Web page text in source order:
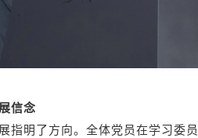
信念
指明了方向。全体党员在学习委